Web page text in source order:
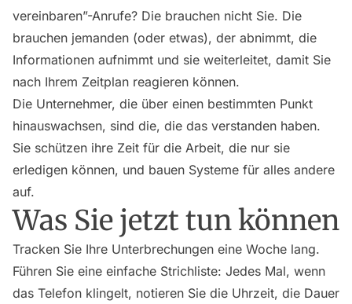
vereinbaren”-Anrufe? Die brauchen nicht Sie. Die
brauchen jemanden (oder etwas), der abnimmt, die
Informationen aufnimmt und sie weiterleitet, damit Sie
nach Ihrem Zeitplan reagieren können.
Die Unternehmer, die über einen bestimmten Punkt
hinauswachsen, sind die, die das verstanden haben.
Sie schützen ihre Zeit für die Arbeit, die nur sie
erledigen können, und bauen Systeme für alles andere
auf.
Was Sie jetzt tun können
Tracken Sie Ihre Unterbrechungen eine Woche lang.
Führen Sie eine einfache Strichliste: Jedes Mal, wenn
das Telefon klingelt, notieren Sie die Uhrzeit, die Dauer